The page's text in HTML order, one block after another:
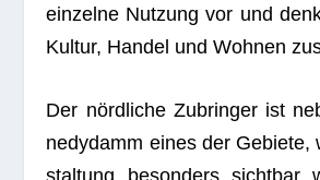
ein­zelne Nut­zung vor und
Kul­tur, Han­del und Woh­nen
Der nörd­li­che Zubrin­ger ist
ne­dy­damm eines der